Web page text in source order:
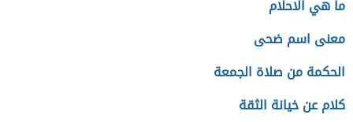
ما هي الاحلام
معنى اسم ضحى
الحكمة من صلاة الجمعة
كلام عن خيانة الثقة